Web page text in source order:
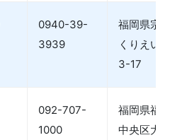
0940-39-
3939
福岡県宗
くりえい
3-17
092-707-
1000
福岡県福
中央区大